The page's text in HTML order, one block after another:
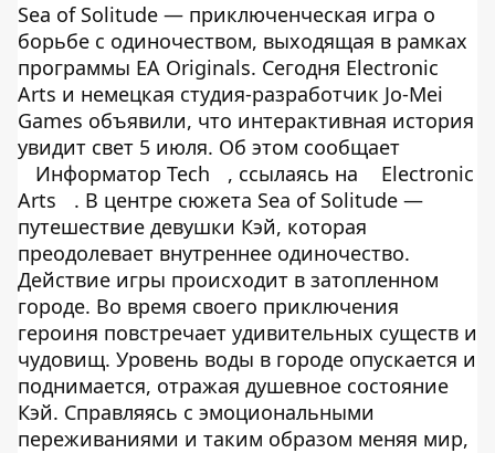
Sea of Solitude — приключенческая игра о
борьбе с одиночеством, выходящая в рамках
программы EA Originals. Сегодня Electronic
Arts и немецкая студия-разработчик Jo-Mei
Games объявили, что интерактивная история
увидит свет 5 июля. Об этом сообщает
Информатор Tech
, ссылаясь на
Electronic
Arts
. В центре сюжета Sea of Solitude —
путешествие девушки Кэй, которая
преодолевает внутреннее одиночество.
Действие игры происходит в затопленном
городе. Во время своего приключения
героиня повстречает удивительных существ и
чудовищ. Уровень воды в городе опускается и
поднимается, отражая душевное состояние
Кэй. Справляясь с эмоциональными
переживаниями и таким образом меняя мир,